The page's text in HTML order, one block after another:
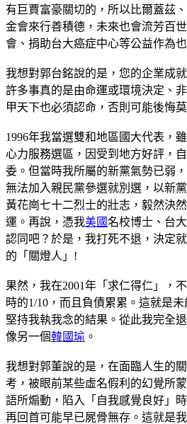
有巨賈富豪關切的，所以比爾蓋茲
金會來行善積德，未來也會流芳百
會、捐助台大癌症中心等公益作為
我想對郭台銘說的是，您的企業成
許多事真的是由命運或環境決定、
甲天下也必須認命，否則可能後悔莫
1996年我當選雙和地區國大代表，
心力服務選區，因受到地方好評，
委。但當時我所屬的新黨氣勢已弱
無法加入親民黨參選就別選，以新
黃花崗七十二烈士的壯志，毅然決
運。再說，憑我美國名校博士、台
認同吧？於是，我打死不退，決定
的「關燈人」!
果然，我在2001年「求仁得仁」，
時的1/10，而且負債累累。這就是
堅持我執我念的結果。從此我完全
像另一個韓國瑜 。
我想對郭董說的是，在面臨人生的
考，被眼前某些虛名假利的幻覺所
語所煽動，陷入「自我感覺良好」
再回首可能早已屍骨無存。這就是